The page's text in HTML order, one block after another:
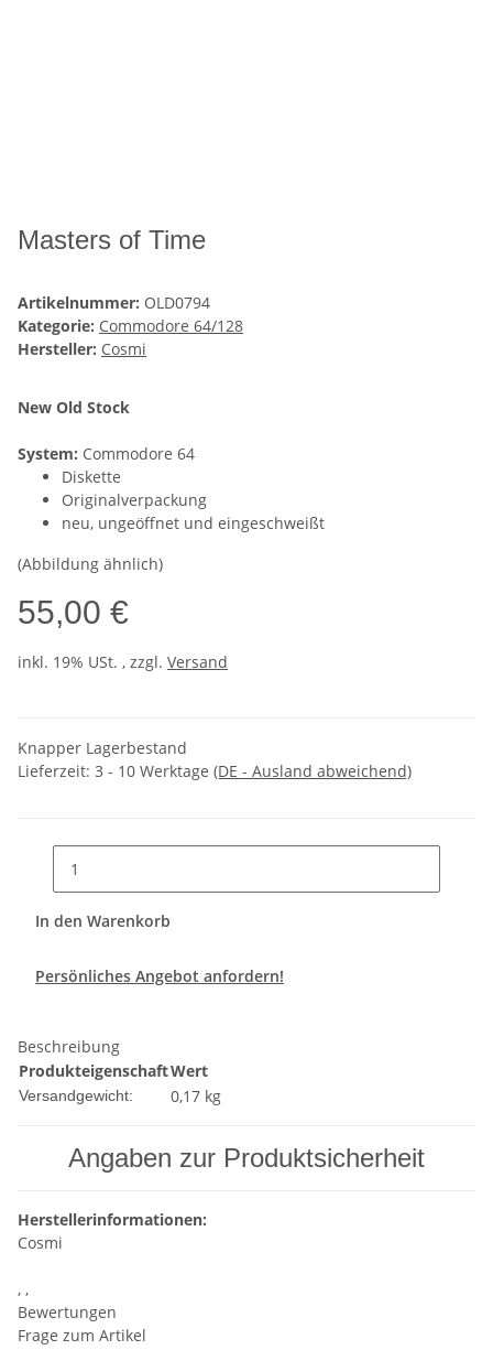
Masters of Time
Artikelnummer: OLD0794
Kategorie: Commodore 64/128
Hersteller: Cosmi
New Old Stock
System: Commodore 64
Diskette
Originalverpackung
neu, ungeöffnet und eingeschweißt
(Abbildung ähnlich)
55,00 €
inkl. 19% USt. , zzgl. Versand
Knapper Lagerbestand
Lieferzeit: 3 - 10 Werktage (DE - Ausland abweichend)
In den Warenkorb
Persönliches Angebot anfordern!
Beschreibung
ProdukteigenschaftWert
Versandgewicht: 0,17 kg
Angaben zur Produktsicherheit
Herstellerinformationen:
Cosmi
, ,
Bewertungen
Frage zum Artikel